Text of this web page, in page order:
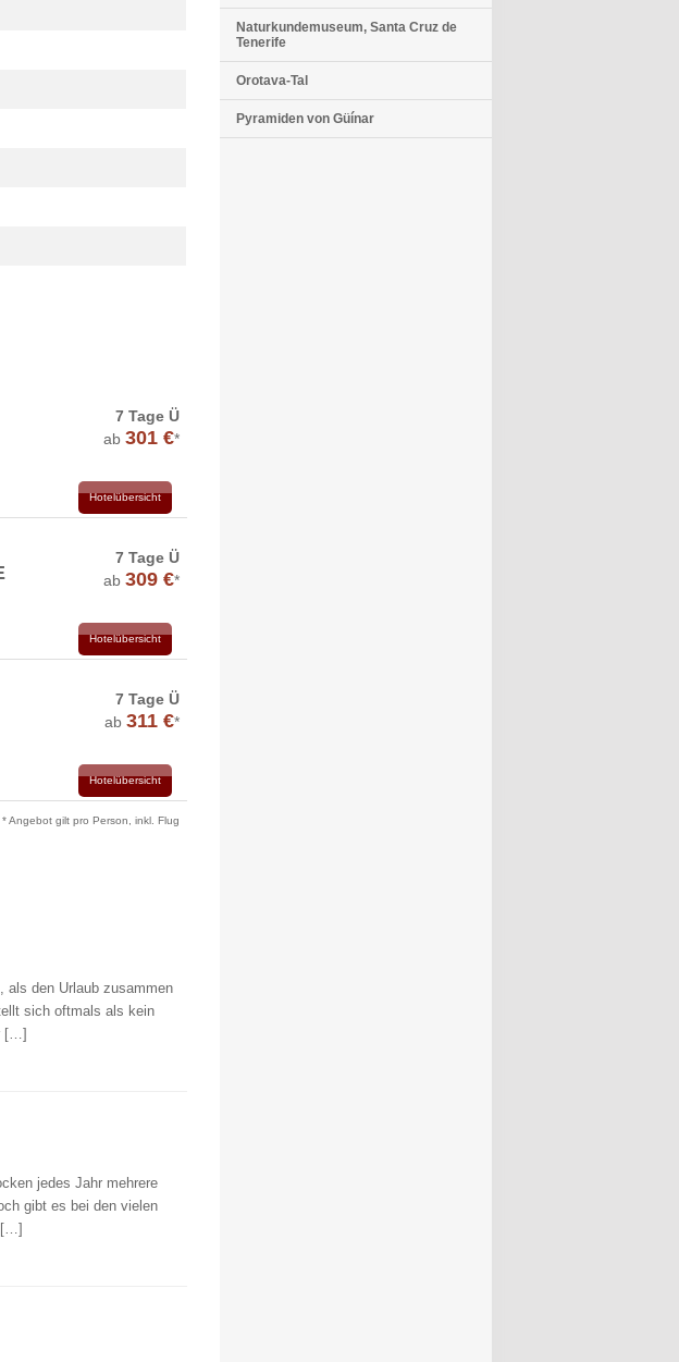
7 Tage Ü
ab 301 €*
Hotelübersicht
7 Tage Ü
ab 309 €*
Hotelübersicht
7 Tage Ü
ab 311 €*
Hotelübersicht
* Angebot gilt pro Person, inkl. Flug
als den Urlaub zusammen
sich oftmals als kein
[…]
jedes Jahr mehrere
gibt es bei den vielen
[…]
Naturkundemuseum, Santa Cruz de
Tenerife
Orotava-Tal
Pyramiden von Güínar